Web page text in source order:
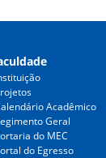
Acadêmico
Geral
do MEC
do Egresso